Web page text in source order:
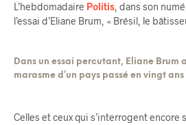
L’hebdomadaire Politis , dans son
l’essai d’Eliane Brum, « Brésil, le
Dans un essai percutant, Eliane Brum
marasme d’un pays passé en vingt
Celles et ceux qui s’interrogent encore